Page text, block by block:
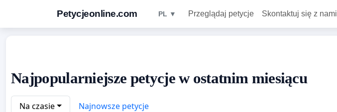
Petycjeonline.com PL ▼ Przeglądaj petycje Skontaktuj się z nami
Najpopularniejsze petycje w ostatnim miesiącu
Na czasie Najnowsze petycje